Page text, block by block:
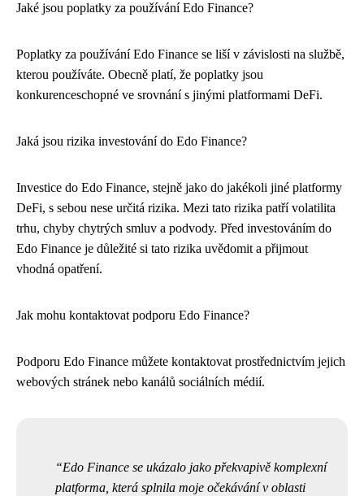
Jaké jsou poplatky za používání Edo Finance?
Poplatky za používání Edo Finance se liší v závislosti na službě,
kterou používáte. Obecně platí, že poplatky jsou
konkurenceschopné ve srovnání s jinými platformami DeFi.
Jaká jsou rizika investování do Edo Finance?
Investice do Edo Finance, stejně jako do jakékoli jiné platformy
DeFi, s sebou nese určitá rizika. Mezi tato rizika patří volatilita
trhu, chyby chytrých smluv a podvody. Před investováním do
Edo Finance je důležité si tato rizika uvědomit a přijmout
vhodná opatření.
Jak mohu kontaktovat podporu Edo Finance?
Podporu Edo Finance můžete kontaktovat prostřednictvím jejich
webových stránek nebo kanálů sociálních médií.
Edo Finance se ukázalo jako překvapivě komplexní
platforma, která splnila moje očekávání v oblasti